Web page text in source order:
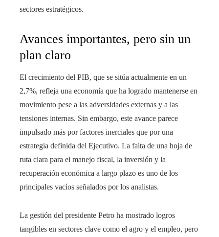
sectores estratégicos.
Avances importantes, pero sin un
plan claro
El crecimiento del PIB, que se sitúa actualmente en un
2,7%, refleja una economía que ha logrado mantenerse en
movimiento pese a las adversidades externas y a las
tensiones internas. Sin embargo, este avance parece
impulsado más por factores inerciales que por una
estrategia definida del Ejecutivo. La falta de una hoja de
ruta clara para el manejo fiscal, la inversión y la
recuperación económica a largo plazo es uno de los
principales vacíos señalados por los analistas.
La gestión del presidente Petro ha mostrado logros
tangibles en sectores clave como el agro y el empleo, pero